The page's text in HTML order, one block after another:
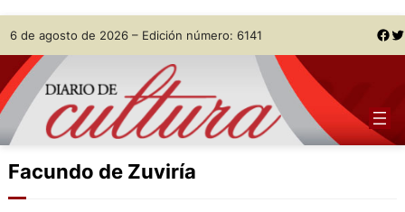
Skip
to
content
6 de agosto de 2026 – Edición número: 6141 Facebook Twitter
Facundo de Zuviría